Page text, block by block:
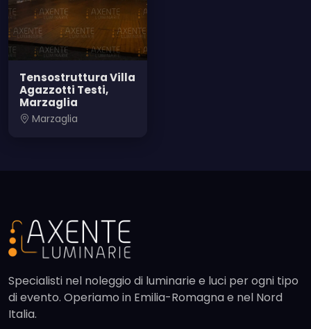
Tensostruttura Villa
Agazzotti Testi,
Marzaglia
Marzaglia
Specialisti nel noleggio di luminarie e luci per ogni tipo
di evento. Operiamo in Emilia-Romagna e nel Nord
Italia.